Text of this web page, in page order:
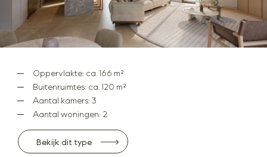
Oppervlakte: ca. 166 m²
Buitenruimtes: ca. 120 m²
Aantal kamers: 3
Aantal woningen: 2
Bekijk dit type